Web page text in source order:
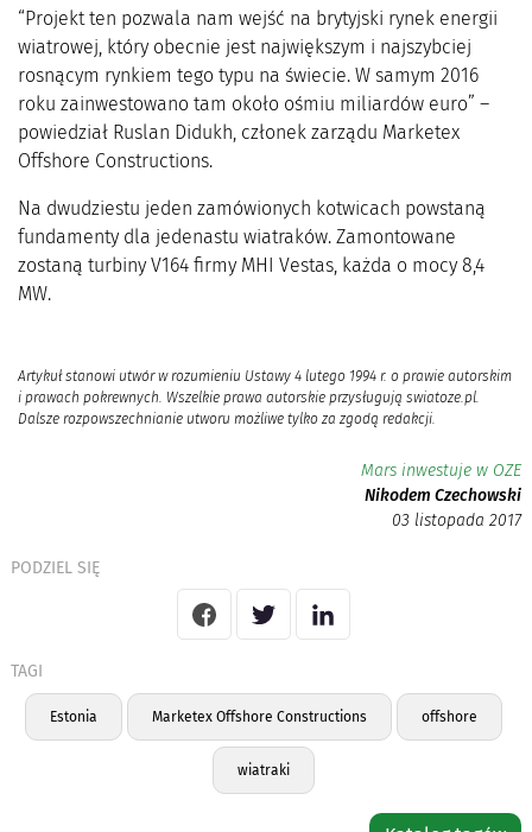
“Projekt ten pozwala nam wejść na brytyjski rynek energii
wiatrowej, który obecnie jest największym i najszybciej
rosnącym rynkiem tego typu na świecie. W samym 2016
roku zainwestowano tam około ośmiu miliardów euro” –
powiedział Ruslan Didukh, członek zarządu Marketex
Offshore Constructions.
Na dwudziestu jeden zamówionych kotwicach powstaną
fundamenty dla jedenastu wiatraków. Zamontowane
zostaną turbiny V164 firmy MHI Vestas, każda o mocy 8,4
MW.
Artykuł stanowi utwór w rozumieniu Ustawy 4 lutego 1994 r. o prawie autorskim
i prawach pokrewnych. Wszelkie prawa autorskie przysługują swiatoze.pl.
Dalsze rozpowszechnianie utworu możliwe tylko za zgodą redakcji.
Mars inwestuje w OZE
Nikodem Czechowski
03 listopada 2017
PODZIEL SIĘ
TAGI
Estonia Marketex Offshore Constructions offshore
wiatraki